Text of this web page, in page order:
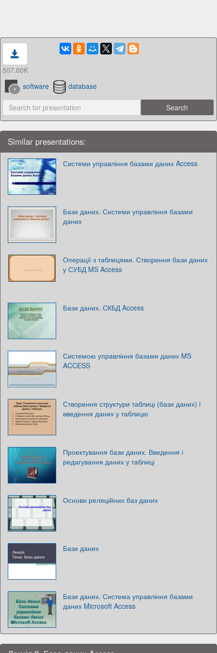
507.00K
software
database
Similar presentations:
Системи управління базами даних Access
Бази даних. Системи управління базами
даних
Операції з таблицями. Створення бази даних
у СУБД MS Access
Бази даних. СКБД Access
Системою управління базами даних MS
ACCESS
Створення структури таблиці (бази даних) i
введення даних у таблицю
Проектування бази даних. Введення і
редагування даних у таблиці
Основи реляційних баз даних
Бази даних
Бази даних. Система управління базами
даних Microsoft Access